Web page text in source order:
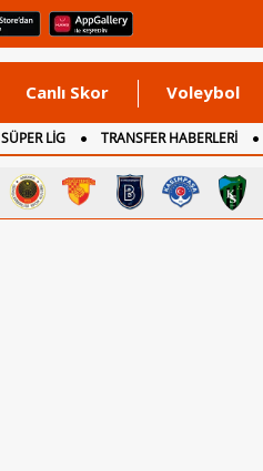
Canlı Skor Voleybol
SÜPER LİG TRANSFER HABERLERİ